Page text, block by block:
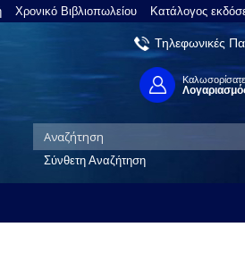
Χρονικό Βιβλιοπωλείου Κατάλογος
Τηλεφωνικές
Καλωσορίσατε
Σύνθετη Αναζήτηση